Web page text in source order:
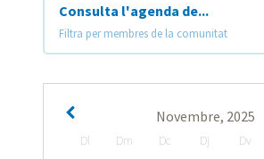
Consulta l'agenda de...
Filtra per membres de la comunitat
Novembre, 2025
Dl Dm Dc Dj Dv